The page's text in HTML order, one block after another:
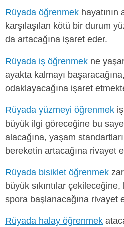
Rüyada öğrenmek
karşılaşılan kötü bir durum
da artacağına işaret eder.
Rüyada iş öğrenmek ne
ayakta kalmayı
odaklayacağına işaret
Rüyada yüzmeyi öğrenmek
büyük ilgi göreceğine bu
alacağına, yaşam
bereketin artacağına rivayet
Rüyada bisiklet öğrenmek
büyük sıkıntılar
spora başlanacağına rivayet
Rüyada halay öğrenmek